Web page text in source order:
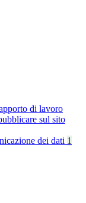
di lavoro
sul sito
dei dati 1